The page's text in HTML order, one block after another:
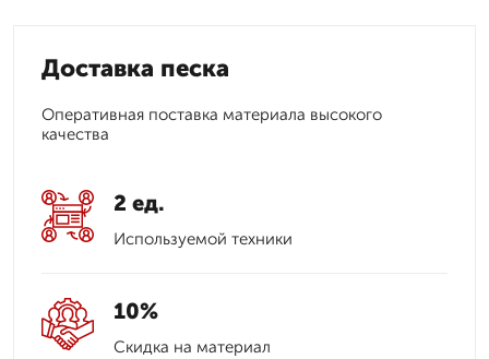
Доставка песка
Оперативная поставка материала высокого
качества
2 ед.
Используемой техники
10%
Скидка на материал